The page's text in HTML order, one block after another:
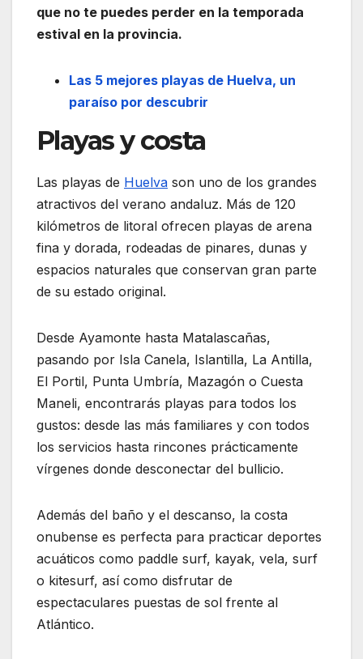
que no te puedes perder en la temporada
estival en la provincia.
Las 5 mejores playas de Huelva, un
paraíso por descubrir
Playas y costa
Las playas de Huelva son uno de los grandes
atractivos del verano andaluz. Más de 120
kilómetros de litoral ofrecen playas de arena
fina y dorada, rodeadas de pinares, dunas y
espacios naturales que conservan gran parte
de su estado original.
Desde Ayamonte hasta Matalascañas,
pasando por Isla Canela, Islantilla, La Antilla,
El Portil, Punta Umbría, Mazagón o Cuesta
Maneli, encontrarás playas para todos los
gustos: desde las más familiares y con todos
los servicios hasta rincones prácticamente
vírgenes donde desconectar del bullicio.
Además del baño y el descanso, la costa
onubense es perfecta para practicar deportes
acuáticos como paddle surf, kayak, vela, surf
o kitesurf, así como disfrutar de
espectaculares puestas de sol frente al
Atlántico.